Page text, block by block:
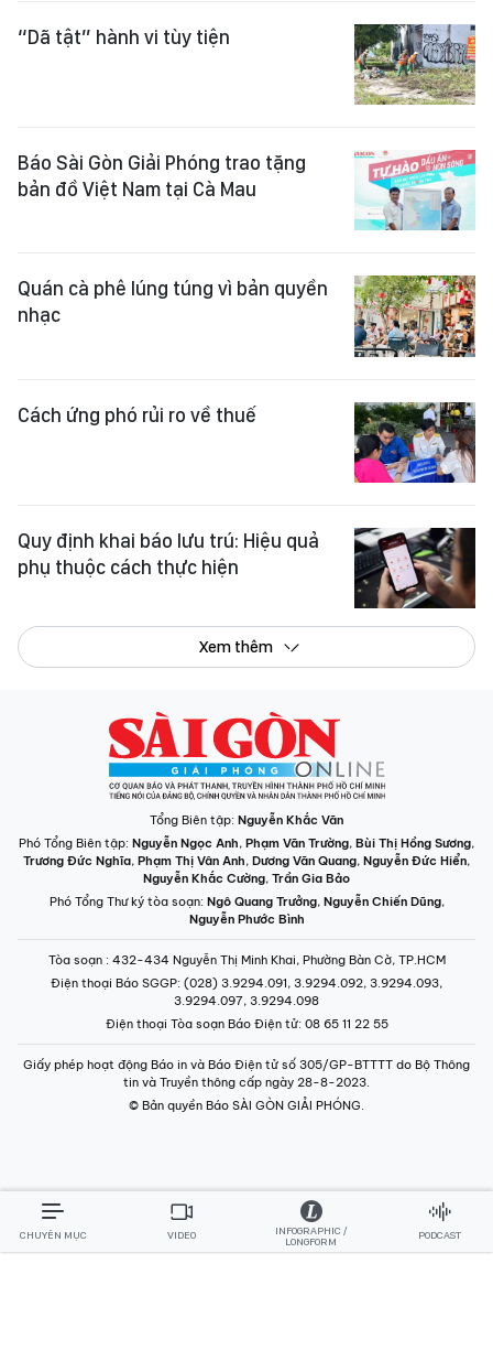
“Dã tật” hành vi tùy tiện
Báo Sài Gòn Giải Phóng trao tặng
bản đồ Việt Nam tại Cà Mau
Quán cà phê lúng túng vì bản quyền
nhạc
Cách ứng phó rủi ro về thuế
Quy định khai báo lưu trú: Hiệu quả
phụ thuộc cách thực hiện
Xem thêm
Tổng Biên tập: Nguyễn Khắc Văn
Phó Tổng Biên tập: Nguyễn Ngọc Anh, Phạm Văn Trường, Bùi Thị Hồng Sương,
Trương Đức Nghĩa, Phạm Thị Vân Anh, Dương Văn Quang, Nguyễn Đức Hiển,
Nguyễn Khắc Cường, Trần Gia Bảo
Phó Tổng Thư ký tòa soạn: Ngô Quang Trưởng, Nguyễn Chiến Dũng,
Nguyễn Phước Bình
Tòa soạn : 432-434 Nguyễn Thị Minh Khai, Phường Bàn Cờ, TP.HCM
Điện thoại Báo SGGP: (028) 3.9294.091, 3.9294.092, 3.9294.093,
3.9294.097, 3.9294.098
Điện thoại Tòa soạn Báo Điện tử: 08 65 11 22 55
Giấy phép hoạt động Báo in và Báo Điện tử số 305/GP-BTTTT do Bộ Thông
tin và Truyền thông cấp ngày 28-8-2023.
© Bản quyền Báo SÀI GÒN GIẢI PHÓNG.
CHUYÊN MỤC VIDEO
INFOGRAPHIC /
LONGFORM
PODCAST